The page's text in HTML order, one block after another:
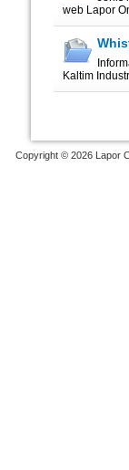
web Lapor
Kaltim
Copyright © 2026 Lapor